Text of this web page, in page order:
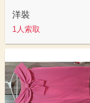
洋裝
1人索取